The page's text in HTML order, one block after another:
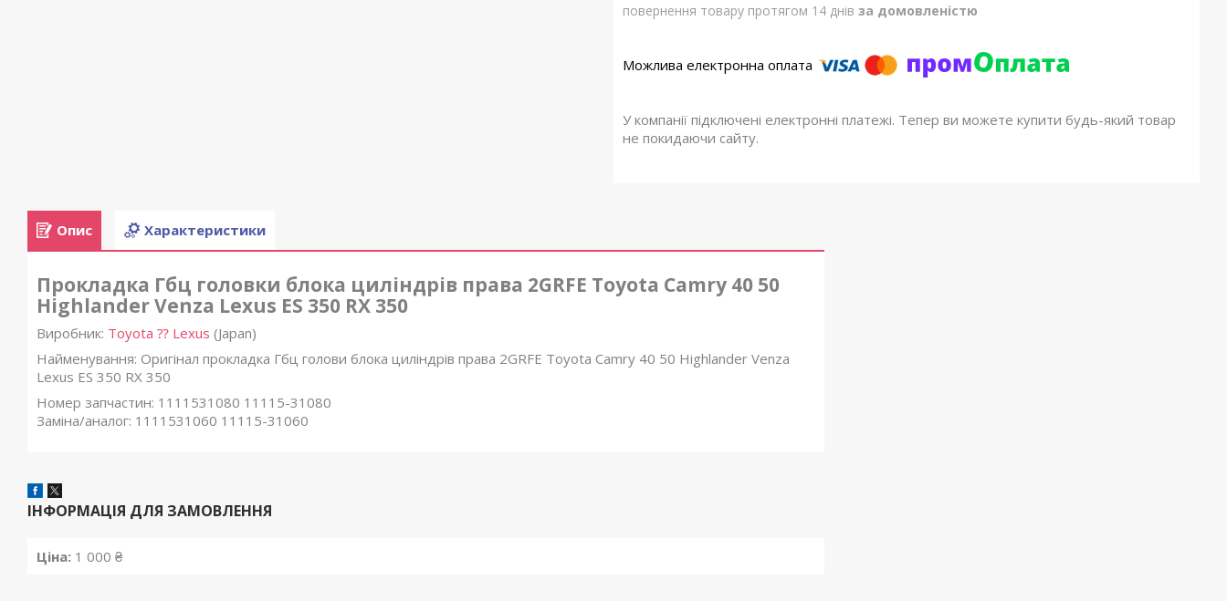
повернення товару протягом 14 днів за домовленістю
У компанії підключені електронні платежі. Тепер ви можете купити будь-який товар
не покидаючи сайту.
Опис Характеристики
Прокладка Гбц головки блока циліндрів права 2GRFE Toyota Camry 40 50
Highlander Venza Lexus ES 350 RX 350
Виробник: Toyota ⁇ Lexus (Japan)
Найменування: Оригінал прокладка Гбц голови блока циліндрів права 2GRFE Toyota Camry 40 50 Highlander Venza
Lexus ES 350 RX 350
Номер запчастин: 1111531080 11115-31080
Заміна/аналог: 1111531060 11115-31060
ІНФОРМАЦІЯ ДЛЯ ЗАМОВЛЕННЯ
Ціна: 1 000 ₴